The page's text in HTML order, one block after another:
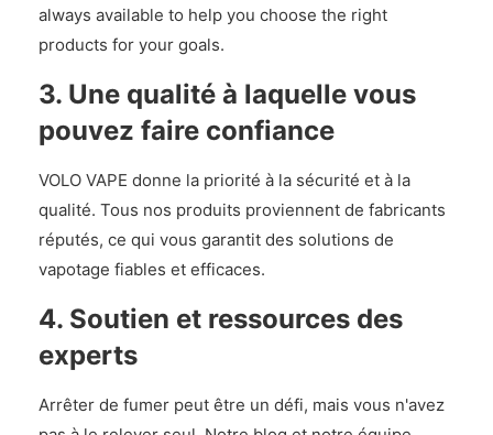
always available to help you choose the right
products for your goals.
3. Une qualité à laquelle vous
pouvez faire confiance
VOLO VAPE donne la priorité à la sécurité et à la
qualité. Tous nos produits proviennent de fabricants
réputés, ce qui vous garantit des solutions de
vapotage fiables et efficaces.
4. Soutien et ressources des
experts
Arrêter de fumer peut être un défi, mais vous n'avez